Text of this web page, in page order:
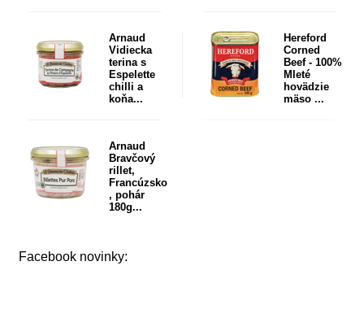
Arnaud
Vidiecka
terina s
Espelette
chilli a
koňa...
Hereford
Corned
Beef - 100%
Mleté
hovädzie
mäso ...
Arnaud
Bravčový
rillet,
Francúzsko
, pohár
180g...
Facebook novinky: